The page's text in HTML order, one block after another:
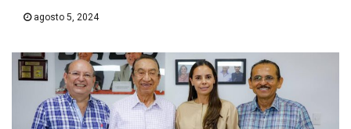
agosto 5, 2024